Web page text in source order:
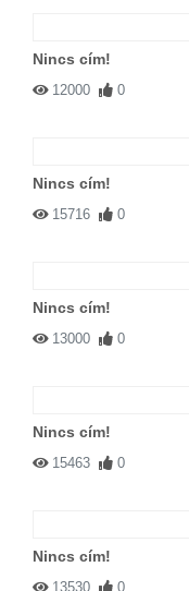
Nincs cím!
12000 0
Nincs cím!
15716 0
Nincs cím!
13000 0
Nincs cím!
15463 0
Nincs cím!
13530 0